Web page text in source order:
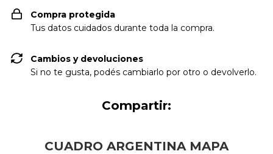
Compra protegida
Tus datos cuidados durante toda la compra.
Cambios y devoluciones
Si no te gusta, podés cambiarlo por otro o devolverlo.
Compartir:
CUADRO ARGENTINA MAPA